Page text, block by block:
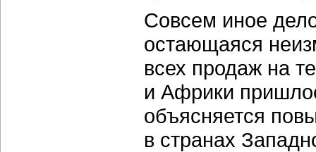
Совсем иное
остающаяся
всех продаж на
и Африки
объясняется
в странах